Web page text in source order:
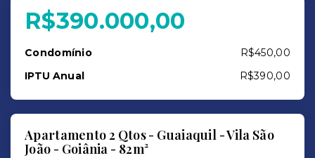
R$390.000,00
Condomínio
R$450,00
IPTU Anual
R$390,00
Apartamento 2 Qtos - Guaiaquil - Vila São
João - Goiânia - 82m²